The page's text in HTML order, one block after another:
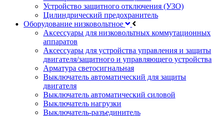
Устройство защитного отключения (УЗО)
Цилиндрический предохранитель
Оборудование низковольтное
Аксессуары для низковольтных коммутационных
аппаратов
Аксессуары для устройства управления и защиты
двигателя/защитного и управляющего устройства
Арматура светосигнальная
Выключатель автоматический для защиты
двигателя
Выключатель автоматический силовой
Выключатель нагрузки
Выключатель-разъединитель